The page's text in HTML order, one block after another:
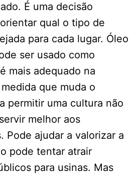
É uma decisão
qual o tipo de
para cada lugar. Óleo
ser usado como
mais adequado na
que muda o
permitir uma cultura não
melhor aos
Pode ajudar a valorizar a
pode tentar atrair
para usinas. Mas